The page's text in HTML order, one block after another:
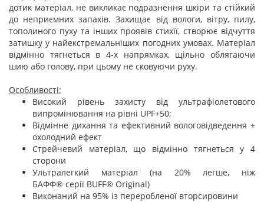
дотик матеріал, не викликає подразнення шкіри та стійкий
до неприємних запахів. Захищає від вологи, вітру, пилу,
тополиного пуху та інших проявів стихії, створює відчуття
затишку у найекстремальніших погодних умовах. Матеріал
відмінно тягнеться в 4-х напрямках, щільно облягаючи
шию або голову, при цьому не сковуючи руху.
Особливості:
Високий рівень захисту від ультрафіолетового
випромінювання на рівні UPF+50;
Відмінне дихання та ефективний вологовідведення +
охолодний ефект
Стрейчевий матеріал, що відмінно тягнеться у 4
сторони
Ультралегкий матеріал (на 20% легше, ніж
БАФФ® серії BUFF® Original)
Виконаний на 95% із переробленої вторсировини